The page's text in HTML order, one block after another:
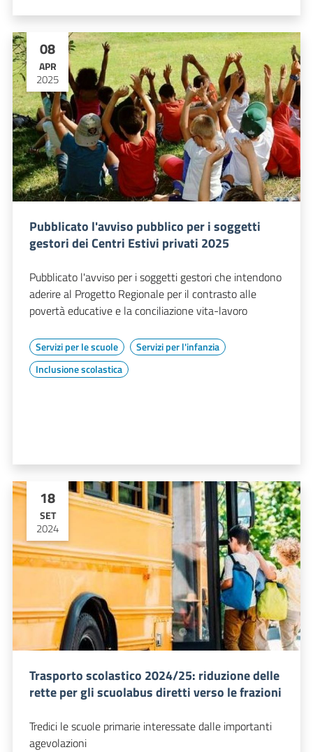
08
APR
2025
Pubblicato l'avviso pubblico per i soggetti
gestori dei Centri Estivi privati 2025
Pubblicato l'avviso per i soggetti gestori che intendono
aderire al Progetto Regionale per il contrasto alle
povertà educative e la conciliazione vita-lavoro
Servizi per le scuole
Servizi per l'infanzia
Inclusione scolastica
18
SET
2024
Trasporto scolastico 2024/25: riduzione delle
rette per gli scuolabus diretti verso le frazioni
Tredici le scuole primarie interessate dalle importanti
agevolazioni